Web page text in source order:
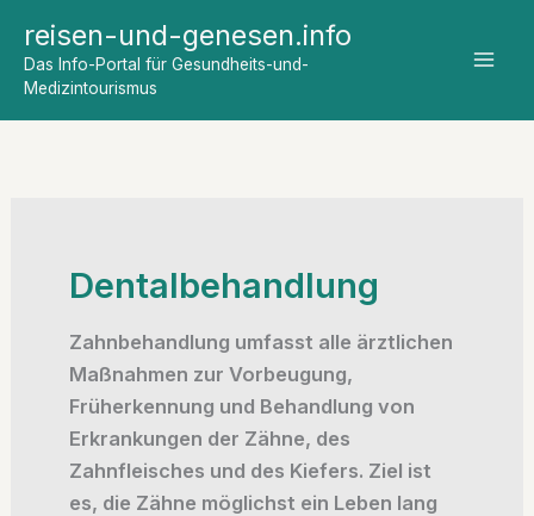
Inhalt
springen
reisen-und-genesen.info
Das Info-Portal für Gesundheits-und-
Medizintourismus
Dentalbehandlung
Zahnbehandlung umfasst alle ärztlichen
Maßnahmen zur Vorbeugung,
Früherkennung und Behandlung von
Erkrankungen der Zähne, des
Zahnfleisches und des Kiefers. Ziel ist
es, die Zähne möglichst ein Leben lang